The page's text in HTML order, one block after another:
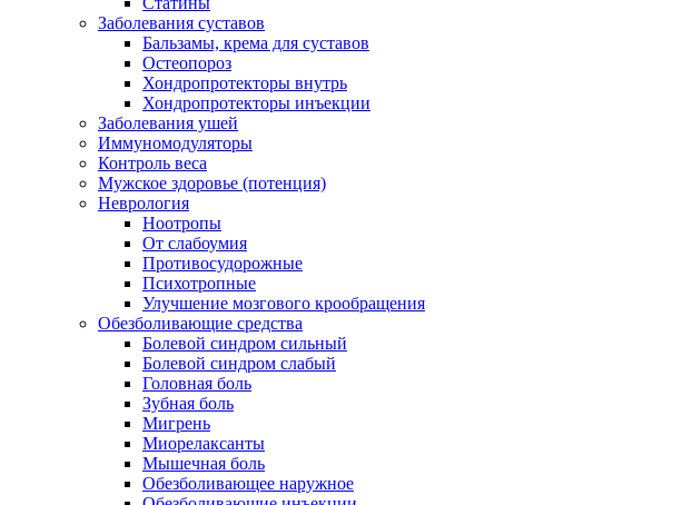
Заболевания суставов
Бальзамы, крема для суставов
Остеопороз
Хондропротекторы внутрь
Хондропротекторы инъекции
Заболевания ушей
Иммуномодуляторы
Контроль веса
Мужское здоровье (потенция)
Неврология
Ноотропы
От слабоумия
Противосудорожные
Психотропные
Улучшение мозгового крообращения
Обезболивающие средства
Болевой синдром сильный
Болевой синдром слабый
Головная боль
Зубная боль
Мигрень
Миорелаксанты
Мышечная боль
Обезболивающее наружное